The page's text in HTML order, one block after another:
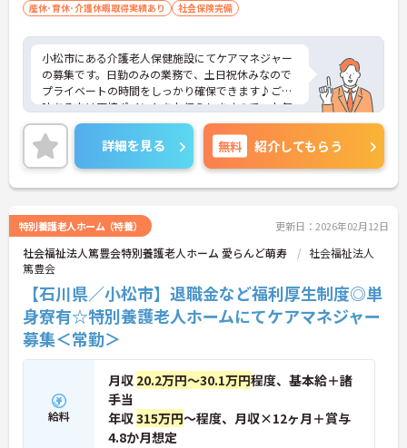
産休･育休･介護休暇取得実績あり
社会保険完備
小松市にある介護老人保健施設にてケアマネジャー
の募集です。日勤のみの業務で、土日祝休みなので
プライベートの時間をしっかり確保できます♪ご興
味ある方は面接ポイントをお伝えしますので、お気
軽にご連絡ください。
詳細を見る 無料 紹介してもらう
特別養護老人ホーム（特養） 更新日：2026年02月12日
社会福祉法人篤豊会特別養護老人ホーム 愛らんど萌寿
社会福祉法人
篤豊会
【石川県／小松市】退職金など福利厚生制度◎単
身寮有☆特別養護老人ホームにてケアマネジャー
募集＜常勤＞
給料
月収 20.2万円～30.1万円程度、基本給＋諸
手当
年収315万円～程度、月収×12ヶ月＋賞与
4.8か月想定